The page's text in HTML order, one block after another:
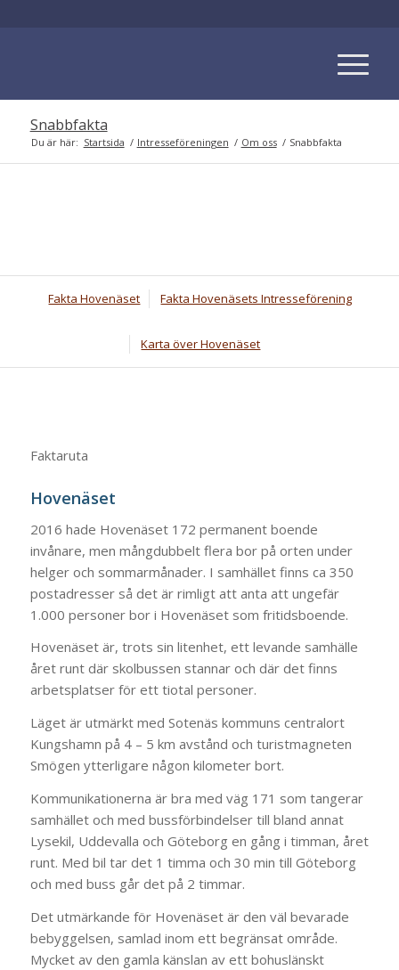
Snabbfakta
Du är här: Startsida / Intresseföreningen / Om oss / Snabbfakta
Fakta Hovenäset Fakta Hovenäsets Intresseförening
Karta över Hovenäset
Faktaruta
Hovenäset
2016 hade Hovenäset 172 permanent boende
invånare, men mångdubbelt flera bor på orten under
helger och sommarmånader. I samhället finns ca 350
postadresser så det är rimligt att anta att ungefär
1.000 personer bor i Hovenäset som fritidsboende.
Hovenäset är, trots sin litenhet, ett levande samhälle
året runt där skolbussen stannar och där det finns
arbetsplatser för ett tiotal personer.
Läget är utmärkt med Sotenäs kommuns centralort
Kungshamn på 4 – 5 km avstånd och turistmagneten
Smögen ytterligare någon kilometer bort.
Kommunikationerna är bra med väg 171 som tangerar
samhället och med bussförbindelser till bland annat
Lysekil, Uddevalla och Göteborg en gång i timman, året
runt. Med bil tar det 1 timma och 30 min till Göteborg
och med buss går det på 2 timmar.
Det utmärkande för Hovenäset är den väl bevarade
bebyggelsen, samlad inom ett begränsat område.
Mycket av den gamla känslan av ett bohuslänskt